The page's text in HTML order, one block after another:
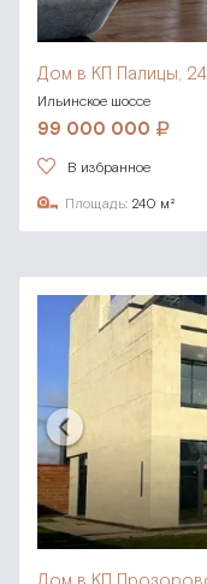
Дом в КП Палицы,
Ильинское шоссе
99 000 000
В избранное
Площадь: 240 м²